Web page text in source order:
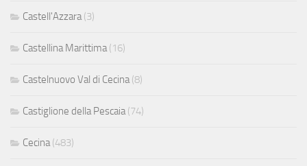
Castell'Azzara (3)
Castellina Marittima (16)
Castelnuovo Val di Cecina (8)
Castiglione della Pescaia (74)
Cecina (483)